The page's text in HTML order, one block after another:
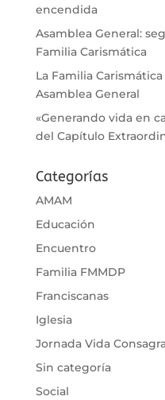
encendida
Asamblea General:
Familia Carismática
La Familia
Asamblea General
«Generando vida en
del Capítulo
Categorías
AMAM
Educación
Encuentro
Familia FMMDP
Franciscanas
Iglesia
Jornada Vida
Sin categoría
Social